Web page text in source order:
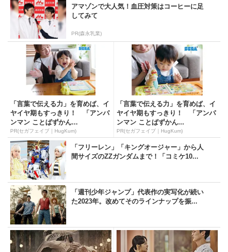
アマゾンで大人気！血圧対策はコーヒーに足
してみて
PR(森永乳業)
「言葉で伝える力」を育めば、イ
ヤイヤ期もすっきり！ 「アンパ
ンマン ことばずかん...
PR(セガフェイブ｜HugKum)
「言葉で伝える力」を育めば、イ
ヤイヤ期もすっきり！ 「アンパ
ンマン ことばずかん...
PR(セガフェイブ｜HugKum)
「フリーレン」「キングオージャー」から人
間サイズのZZガンダムまで！「コミケ10...
「週刊少年ジャンプ」代表作の実写化が続い
た2023年。改めてそのラインナップを振...